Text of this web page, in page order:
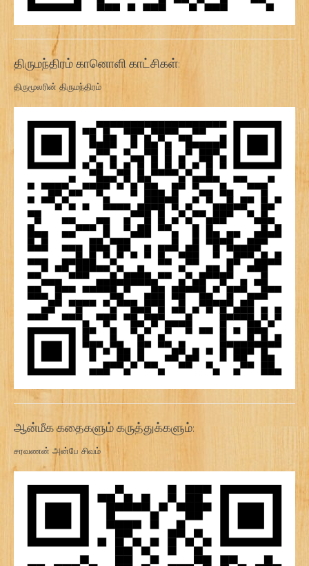
திருமந்திரம் கானொளி காட்சிகள்:
திருமூலரின் திருமந்திரம்
ஆன்மீக கதைகளும் கருத்துக்களும்:
சரவணன் அன்பே சிவம்